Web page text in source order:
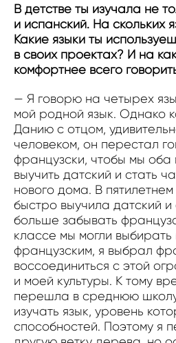
В детстве ты изучала не
и испанский. На скольких
Какие языки ты
в своих проектах? И на
комфортнее всего
— Я говорю на четырех
мой родной язык. Однако
Данию с отцом,
человеком, он перестал
французски, чтобы мы оба
выучить датский и стать
нового дома. В
быстро выучила датский
больше забывать
классе мы могли
французским, я выбрал
воссоединиться с этой
и моей культуры. К тому
перешла в среднюю
изучать язык, уровень
способностей. Поэтому я